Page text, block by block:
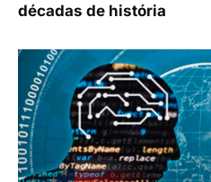
décadas de história